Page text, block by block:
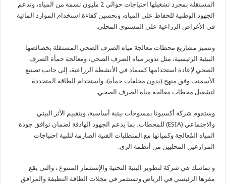
المستقلة بمجرد تشغيلها احتياجات حوالي 2 مليون نسمة من المياه، وتدعم
الجهود الوطنية للحفاظ على المياه، وتحسين كفاءة استخدام الموارد المائية
في الأغراض الزراعية على المستوى المحلي.
وتتميز مشاريع محطات معالجة مياه الصرف الصحي المستقلة بخصائصها
البيئية الرئيسية، مثل تدوير مياه الصرف الصحي، ومعالجة حمأة الصرف
الصحي لإعادة استخدامها كسماد في الأنشطة الزراعية، إلى جانب تصنيع
الأسمنت وفق منهج (بدون مخلفات حمأة)، واستخدام الطاقة المتجددة
لتشغيل محطات معالجة مياه الصرف الصحي.
وستقوم شركة أكسيونا بمسوحات بيئية أساسية، وبتقييم الأثر البيئي
والاجتماعي (ESIA) للمحطات، بما يدعم الجهود الهادفة لضمان توافق جودة
المياه المُعالجة وكمياتها مع المتطلبات الفنية الصارمة لتلبية احتياجات
المزارعين المحليين من أنظمة الري.
و تماسك هي شركة لتطوير البنية التحتية والإستثمار المتنوع ، والتي يقع
مقرها الرئيسي في الرياض وتستثمر في مجلات الطاقة النظيفة والمرافق